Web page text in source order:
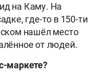
на Каму. На
где-то в 150-ти
нашёл место
от людей.
маркете?